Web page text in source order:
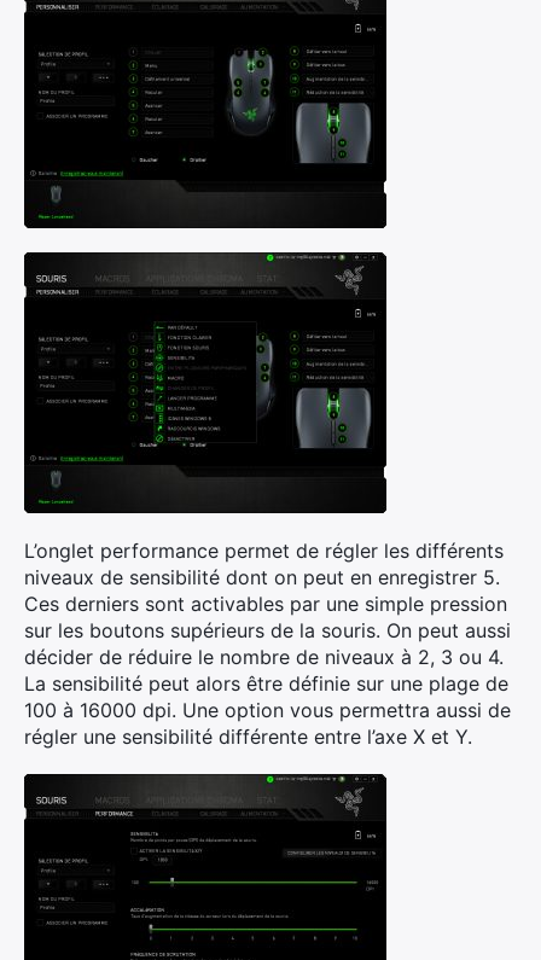
L’onglet performance permet de régler les différents
niveaux de sensibilité dont on peut en enregistrer 5.
Ces derniers sont activables par une simple pression
sur les boutons supérieurs de la souris. On peut aussi
décider de réduire le nombre de niveaux à 2, 3 ou 4.
La sensibilité peut alors être définie sur une plage de
100 à 16000 dpi. Une option vous permettra aussi de
régler une sensibilité différente entre l’axe X et Y.